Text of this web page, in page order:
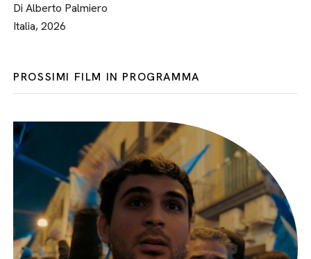
Di Alberto Palmiero
Italia, 2026
PROSSIMI FILM IN PROGRAMMA